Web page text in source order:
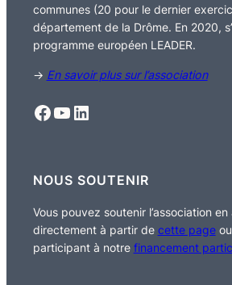
communes (20 pour le dernier
département de la Drôme. En 2020,
programme européen LEADER.
→ En savoir plus sur l’association
Facebook YouTube LinkedIn
NOUS SOUTENIR
Vous pouvez soutenir l’association
directement à partir de cette pageou
participant à notre financement